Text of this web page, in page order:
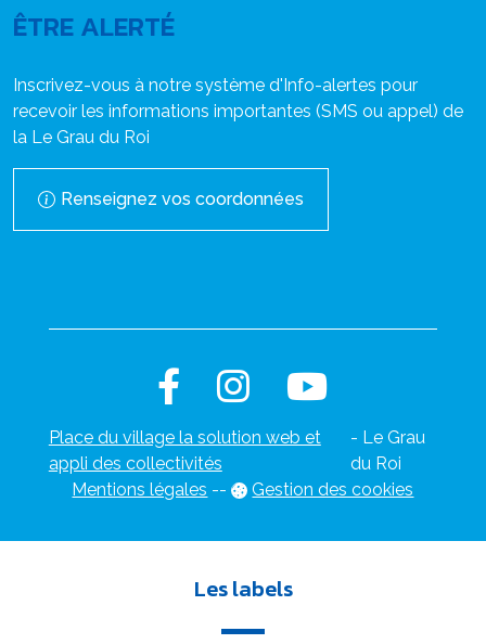
ÊTRE ALERTÉ
Inscrivez-vous à notre système d'Info-alertes pour
recevoir les informations importantes (SMS ou appel) de
la Le Grau du Roi
Renseignez vos coordonnées
Place du village la solution web et
appli des collectivités
- Le Grau
du Roi
Mentions légales -- Gestion des cookies
Les labels